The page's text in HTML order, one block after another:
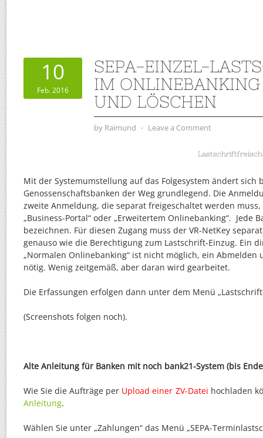
10
Feb. 2016
SEPA-EINZEL-
IM
UND LÖSCHEN
by Raimund ⋅ Leave a Comment
Mit der Systemumstellung auf das Folgesystem ändert sich
Genossenschaftsbanken der Weg grundlegend. Die
zweite Anmeldung, die separat freigeschaltet werden
„Business-Portal“ oder „Erweitertem Onlinebanking“. Jede
bezeichnen. Für diesen Zugang muss der VR-NetKey
genauso wie die Berechtigung zum Lastschrift-Einzug. Ein
„Normalen Onlinebanking“ ist nicht möglich, ein Abmelden
nötig. Wenig zeitgemäß, aber daran wird gearbeitet.
Die Erfassungen erfolgen dann unter dem Menü
(Screenshots folgen noch).
Alte Anleitung für Banken mit noch bank21-System (bis
Wie Sie die Aufträge per Upload einer ZV-Datei hochladen
Anleitung.
Wählen Sie unter „Zahlungen“ das Menü „SEPA-